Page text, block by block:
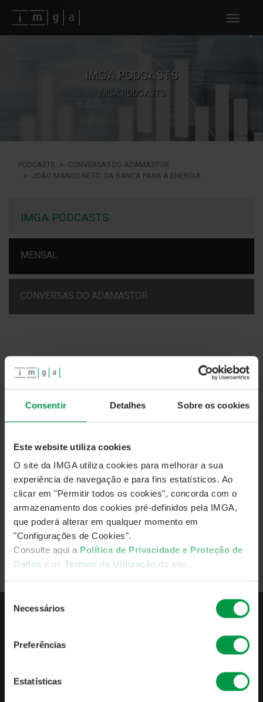
Consentir Detalhes Sobre os cookies
Este website utiliza cookies
O site da IMGA utiliza cookies para melhorar a sua
experiência de navegação e para fins estatísticos. Ao
clicar em "Permitir todos os cookies", concorda com o
armazenamento dos cookies pré-definidos pela IMGA,
que poderá alterar em qualquer momento em
"Configurações de Cookies".
Consulte aqui a Política de Privacidade e Proteção de
Dados e os Termos de Utilização do site.
Necessários
Preferências
Estatísticas
Fundos imga
IMGA PODCASTS
IMGA PODCASTS
PODCASTS
CONVERSAS DO ADAMASTOR
JOÃO MANSO NETO: DA BANCA PARA A ENERGIA
IMGA PODCASTS
MENSAL
CONVERSAS DO ADAMASTOR
Conversas do Adamastor
João Manso Neto: da Banca para a Energia
Voltar
PUBLICAÇÕES OBRIGATÓRIAS